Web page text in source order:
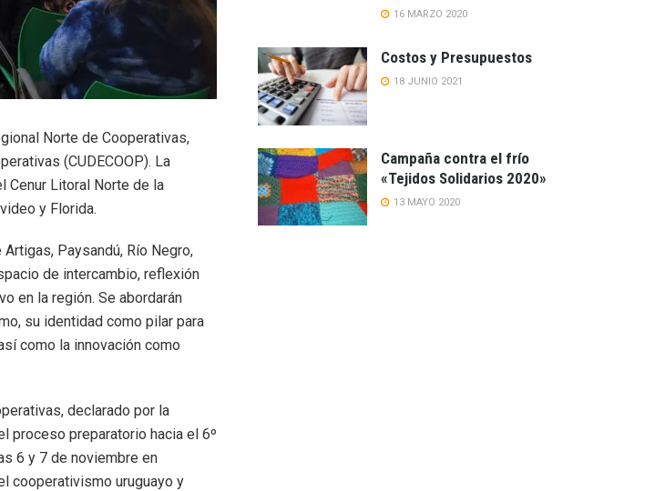
Norte de Cooperativas,
(CUDECOOP). La
Cenur Litoral Norte de la
y Florida.
Paysandú, Río Negro,
de intercambio, reflexión
en la región. Se abordarán
su identidad como pilar para
como la innovación como
declarado por la
proceso preparatorio hacia el 6º
6 y 7 de noviembre en
cooperativismo uruguayo y
16 MARZO 2020
Costos y Presupuestos
18 JUNIO 2021
Campaña contra el frío
«Tejidos Solidarios 2020»
13 MAYO 2020